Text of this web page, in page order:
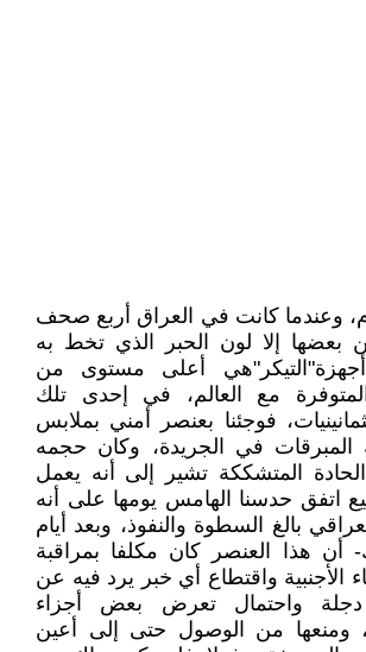
وعندما كانت في العراق أربع صحف
بعضها إلا لون الحبر الذي تخط به
أجهزة"التيكر"هي أعلى مستوى من
مع العالم، في إحدى تلك
فوجئنا بعنصر أمني بملابس
المبرقات في الجريدة، وكان حجمه
المتشككة تشير إلى أنه يعمل
اتفق حدسنا الهامس يومها على أنه
بالغ السطوة والنفوذ، وبعد أيام
أن هذا العنصر كان مكلفا بمراقبة
الأجنبية واقتطاع أي خبر يرد فيه عن
دجلة واحتمال تعرض بعض أجزاء
ومنعها من الوصول حتى إلى أعين